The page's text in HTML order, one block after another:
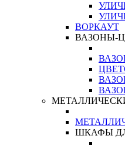
ВОРКАУТ
ВАЗОНЫ-
ШКАФЫ